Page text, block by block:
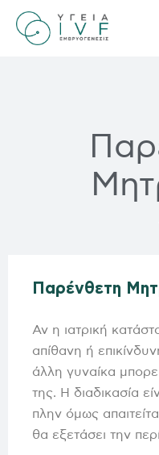
Παρένθετη
Αν η ιατρική
απίθανη ή
άλλη γυναίκα
της. Η διαδικασία
πλην όμως
θα εξετάσει την